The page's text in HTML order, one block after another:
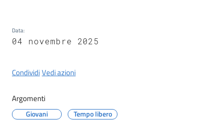
argomenti
Data:
04 novembre 2025
CondividiVedi azioni
Argomenti
Giovani Tempo libero